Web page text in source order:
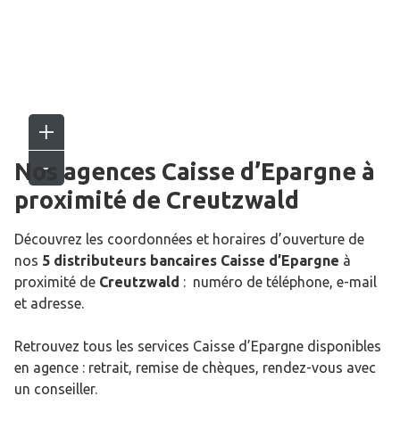
Nos agences Caisse d’Epargne à
proximité de Creutzwald
Découvrez les coordonnées et horaires d’ouverture de
nos 5 distributeurs bancaires Caisse d’Epargne à
proximité de Creutzwald : numéro de téléphone, e-mail
et adresse.
Retrouvez tous les services Caisse d’Epargne disponibles
en agence : retrait, remise de chèques, rendez-vous avec
un conseiller.